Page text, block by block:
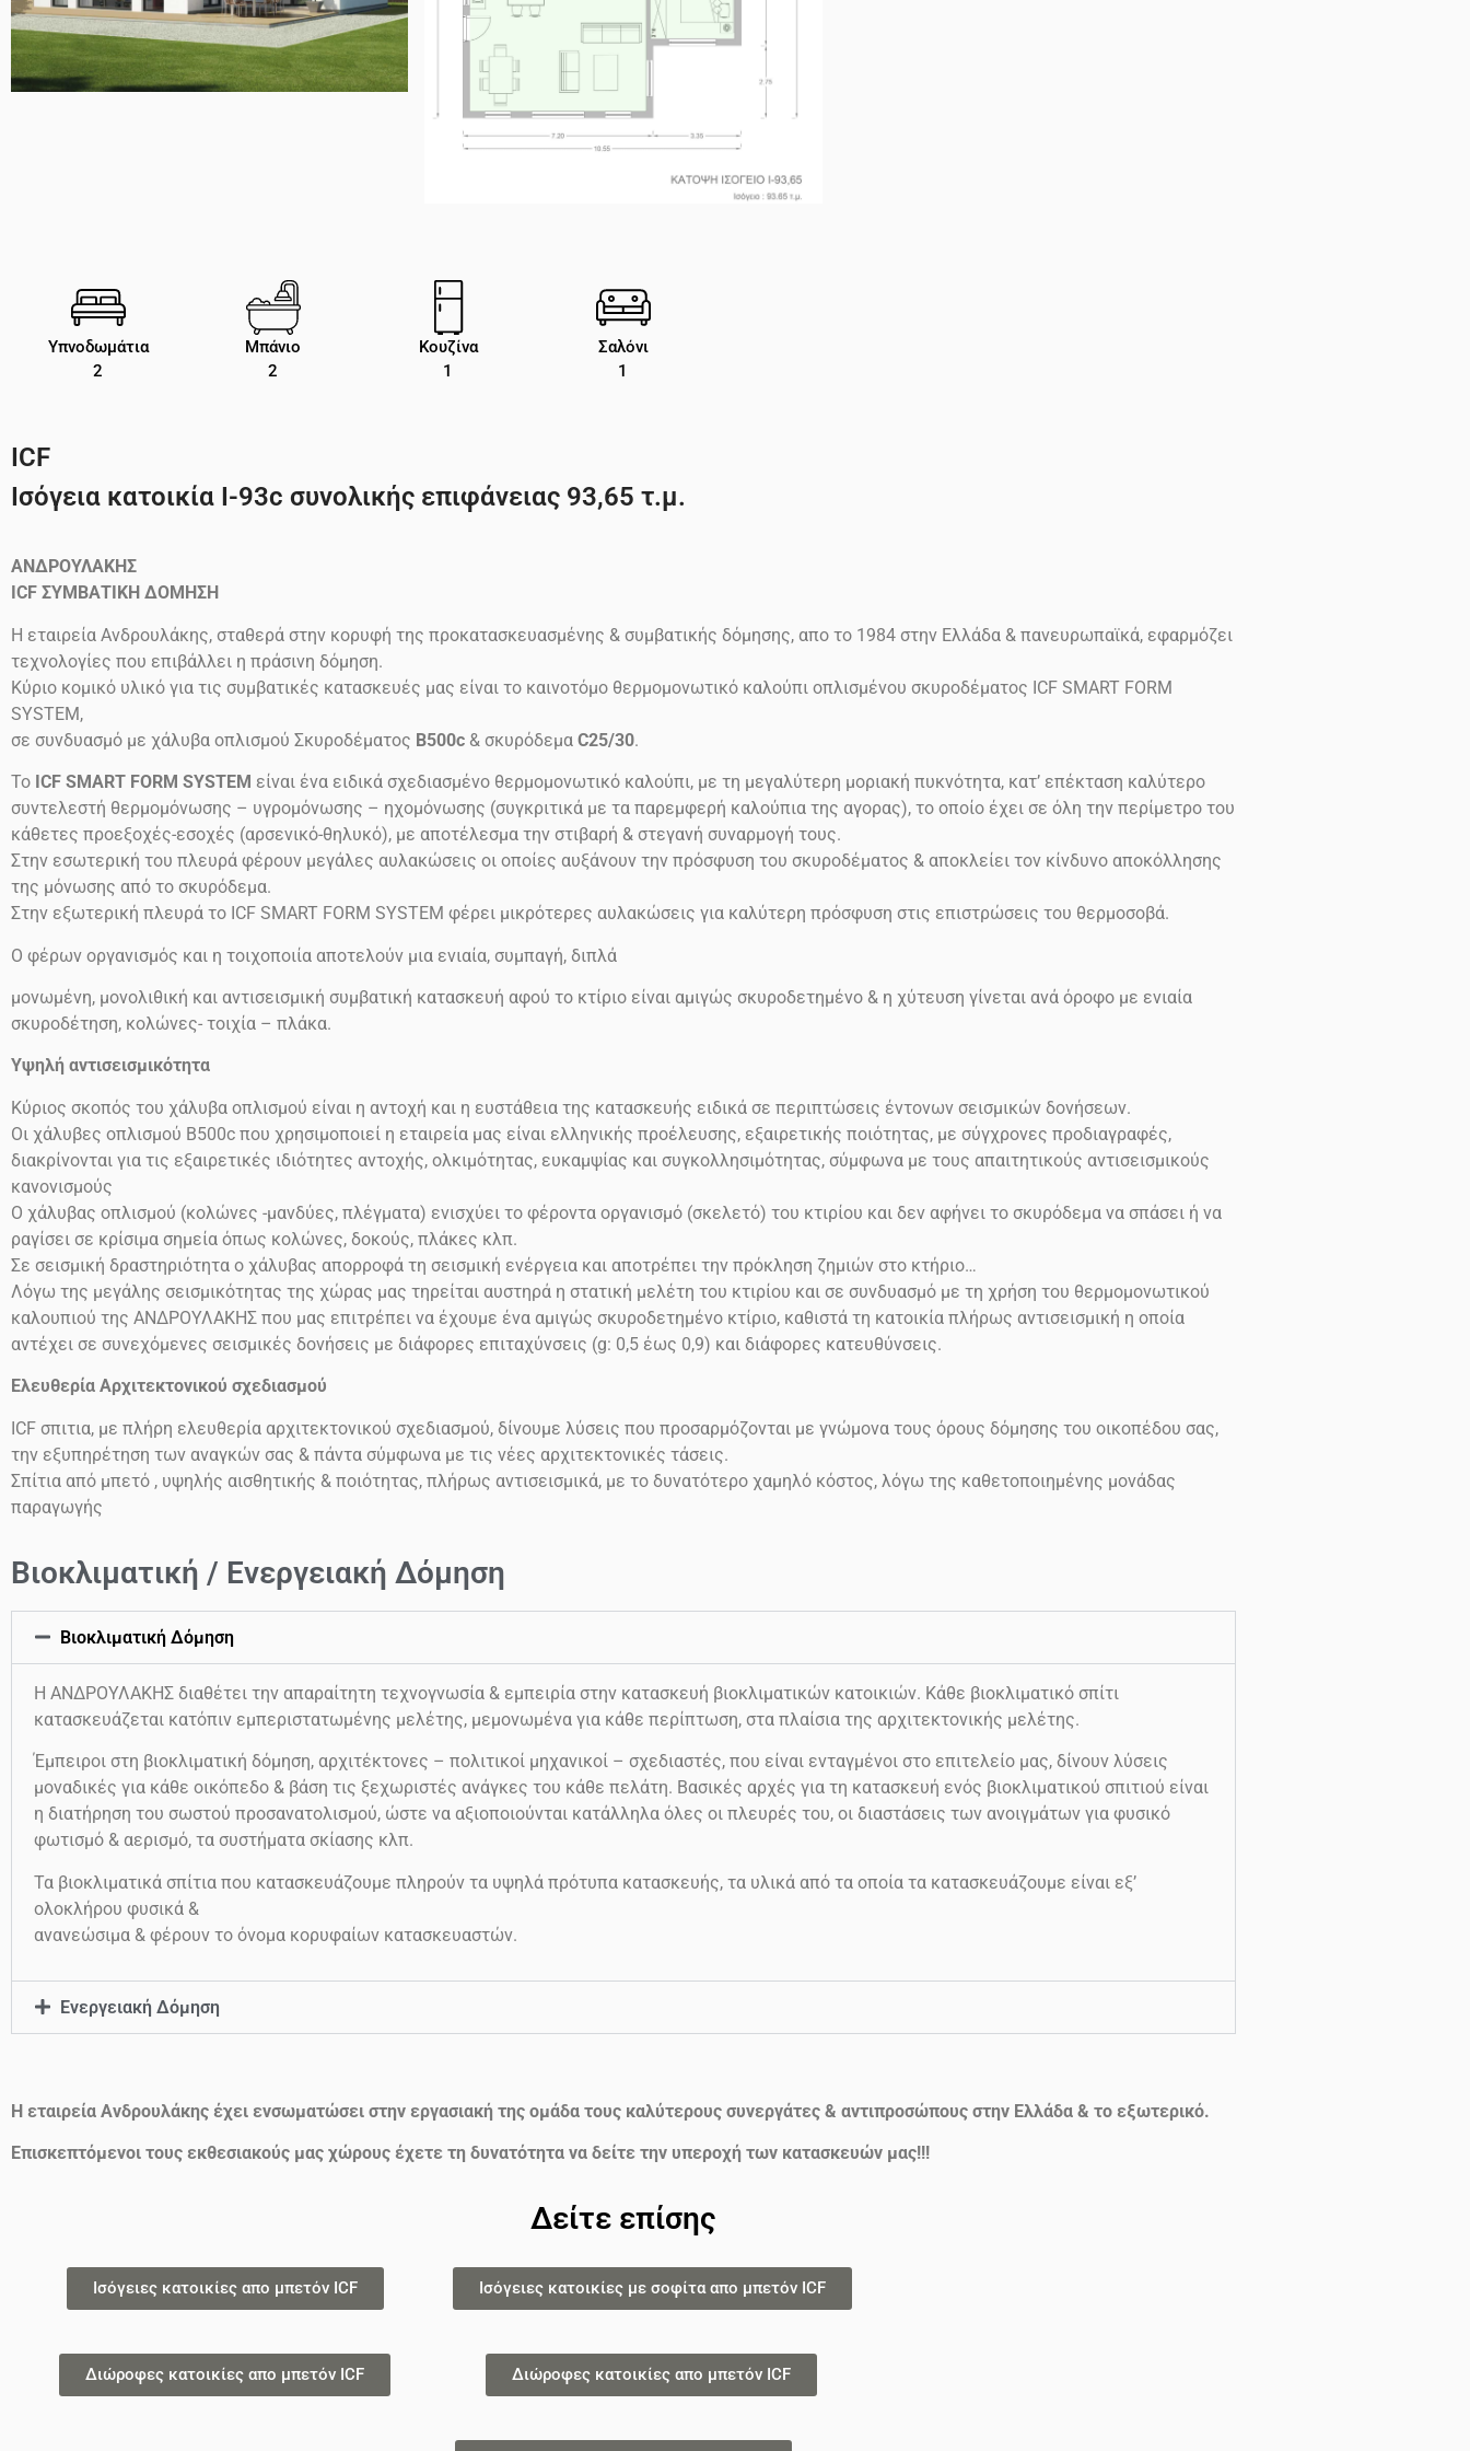
Υπνοδωμάτια
2
Μπάνιο
2
Κουζίνα
1
Σαλόνι
1
ICF
Ισόγεια κατοικία Ι-93c συνολικής επιφάνειας 93,65 τ.μ.
ΑΝΔΡΟΥΛΑΚΗΣ
ICF ΣΥΜΒΑΤΙΚΗ ΔΟΜΗΣΗ
Η εταιρεία Ανδρουλάκης, σταθερά στην κορυφή της προκατασκευασμένης & συμβατικής δόμησης, απο το 1984 στην Ελλάδα & πανευρωπαϊκά, εφαρμόζει
τεχνολογίες που επιβάλλει η πράσινη δόμηση.
Κύριο κομικό υλικό για τις συμβατικές κατασκευές μας είναι το καινοτόμο θερμομονωτικό καλούπι οπλισμένου σκυροδέματος ICF SMART FORM
SYSTEM,
σε συνδυασμό με χάλυβα οπλισμού Σκυροδέματος B500c & σκυρόδεμα C25/30.
Το ICF SMART FORM SYSTEM είναι ένα ειδικά σχεδιασμένο θερμομονωτικό καλούπι, με τη μεγαλύτερη μοριακή πυκνότητα, κατ’ επέκταση καλύτερο
συντελεστή θερμομόνωσης – υγρομόνωσης – ηχομόνωσης (συγκριτικά με τα παρεμφερή καλούπια της αγορας), το οποίο έχει σε όλη την περίμετρο του
κάθετες προεξοχές-εσοχές (αρσενικό-θηλυκό), με αποτέλεσμα την στιβαρή & στεγανή συναρμογή τους.
Στην εσωτερική του πλευρά φέρουν μεγάλες αυλακώσεις οι οποίες αυξάνουν την πρόσφυση του σκυροδέματος & αποκλείει τον κίνδυνο αποκόλλησης
της μόνωσης από το σκυρόδεμα.
Στην εξωτερική πλευρά το ICF SMART FORM SYSTEM φέρει μικρότερες αυλακώσεις για καλύτερη πρόσφυση στις επιστρώσεις του θερμοσοβά.
Ο φέρων οργανισμός και η τοιχοποιία αποτελούν μια ενιαία, συμπαγή, διπλά
μονωμένη, μονολιθική και αντισεισμική συμβατική κατασκευή αφού το κτίριο είναι αμιγώς σκυροδετημένο & η χύτευση γίνεται ανά όροφο με ενιαία
σκυροδέτηση, κολώνες- τοιχία – πλάκα.
Υψηλή αντισεισμικότητα
Κύριος σκοπός του χάλυβα οπλισμού είναι η αντοχή και η ευστάθεια της κατασκευής ειδικά σε περιπτώσεις έντονων σεισμικών δονήσεων.
Οι χάλυβες οπλισμού Β500c που χρησιμοποιεί η εταιρεία μας είναι ελληνικής προέλευσης, εξαιρετικής ποιότητας, με σύγχρονες προδιαγραφές,
διακρίνονται για τις εξαιρετικές ιδιότητες αντοχής, ολκιμότητας, ευκαμψίας και συγκολλησιμότητας, σύμφωνα με τους απαιτητικούς αντισεισμικούς
κανονισμούς
Ο χάλυβας οπλισμού (κολώνες -μανδύες, πλέγματα) ενισχύει το φέροντα οργανισμό (σκελετό) του κτιρίου και δεν αφήνει το σκυρόδεμα να σπάσει ή να
ραγίσει σε κρίσιμα σημεία όπως κολώνες, δοκούς, πλάκες κλπ.
Σε σεισμική δραστηριότητα ο χάλυβας απορροφά τη σεισμική ενέργεια και αποτρέπει την πρόκληση ζημιών στο κτήριο…
Λόγω της μεγάλης σεισμικότητας της χώρας μας τηρείται αυστηρά η στατική μελέτη του κτιρίου και σε συνδυασμό με τη χρήση του θερμομονωτικού
καλουπιού της ΑΝΔΡΟΥΛΑΚΗΣ που μας επιτρέπει να έχουμε ένα αμιγώς σκυροδετημένο κτίριο, καθιστά τη κατοικία πλήρως αντισεισμική η οποία
αντέχει σε συνεχόμενες σεισμικές δονήσεις με διάφορες επιταχύνσεις (g: 0,5 έως 0,9) και διάφορες κατευθύνσεις.
Ελευθερία Αρχιτεκτονικού σχεδιασμού
ICF σπιτια, με πλήρη ελευθερία αρχιτεκτονικού σχεδιασμού, δίνουμε λύσεις που προσαρμόζονται με γνώμονα τους όρους δόμησης του οικοπέδου σας,
την εξυπηρέτηση των αναγκών σας & πάντα σύμφωνα με τις νέες αρχιτεκτονικές τάσεις.
Σπίτια από μπετό , υψηλής αισθητικής & ποιότητας, πλήρως αντισεισμικά, με το δυνατότερο χαμηλό κόστος, λόγω της καθετοποιημένης μονάδας
παραγωγής
Βιοκλιματική / Ενεργειακή Δόμηση
Βιοκλιματική Δόμηση
Η ΑΝΔΡΟΥΛΑΚΗΣ διαθέτει την απαραίτητη τεχνογνωσία & εμπειρία στην κατασκευή βιοκλιματικών κατοικιών. Κάθε βιοκλιματικό σπίτι
κατασκευάζεται κατόπιν εμπεριστατωμένης μελέτης, μεμονωμένα για κάθε περίπτωση, στα πλαίσια της αρχιτεκτονικής μελέτης.
Έμπειροι στη βιοκλιματική δόμηση, αρχιτέκτονες – πολιτικοί μηχανικοί – σχεδιαστές, που είναι ενταγμένοι στο επιτελείο μας, δίνουν λύσεις
μοναδικές για κάθε οικόπεδο & βάση τις ξεχωριστές ανάγκες του κάθε πελάτη. Βασικές αρχές για τη κατασκευή ενός βιοκλιματικού σπιτιού είναι
η διατήρηση του σωστού προσανατολισμού, ώστε να αξιοποιούνται κατάλληλα όλες οι πλευρές του, οι διαστάσεις των ανοιγμάτων για φυσικό
φωτισμό & αερισμό, τα συστήματα σκίασης κλπ.
Τα βιοκλιματικά σπίτια που κατασκευάζουμε πληρούν τα υψηλά πρότυπα κατασκευής, τα υλικά από τα οποία τα κατασκευάζουμε είναι εξ’
ολοκλήρου φυσικά &
ανανεώσιμα & φέρουν το όνομα κορυφαίων κατασκευαστών.
Ενεργειακή Δόμηση
Η εταιρεία Ανδρουλάκης έχει ενσωματώσει στην εργασιακή της ομάδα τους καλύτερους συνεργάτες & αντιπροσώπους στην Ελλάδα & το εξωτερικό.
Επισκεπτόμενοι τους εκθεσιακούς μας χώρους έχετε τη δυνατότητα να δείτε την υπεροχή των κατασκευών μας!!!
Δείτε επίσης
Ισόγειες κατοικίες απο μπετόν ICF Ισόγειες κατοικίες με σοφίτα απο μπετόν ICF
Διώροφες κατοικίες απο μπετόν ICF Διώροφες κατοικίες απο μπετόν ICF